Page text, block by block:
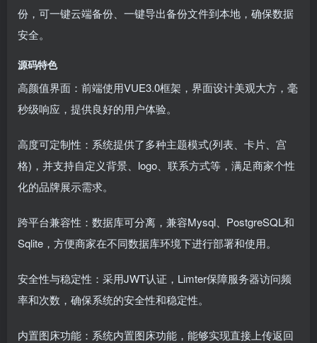
份，可一键云端备份、一键导出备份文件到本地，确保数据
安全。
源码特色
高颜值界面：前端使用VUE3.0框架，界面设计美观大方，毫
秒级响应，提供良好的用户体验。
高度可定制性：系统提供了多种主题模式(列表、卡片、宫
格)，并支持自定义背景、logo、联系方式等，满足商家个性
化的品牌展示需求。
跨平台兼容性：数据库可分离，兼容Mysql、PostgreSQL和
Sqlite，方便商家在不同数据库环境下进行部署和使用。
安全性与稳定性：采用JWT认证，Limter保障服务器访问频
率和次数，确保系统的安全性和稳定性。
内置图床功能：系统内置图床功能，能够实现直接上传返回